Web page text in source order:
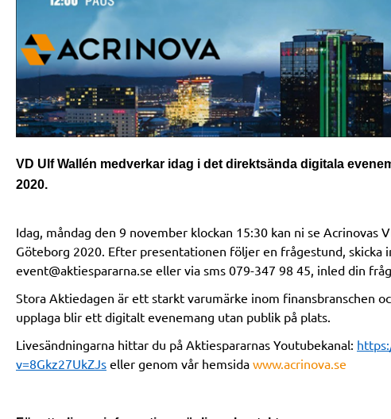
VD Ulf Wallén medverkar idag i det direktsända digitala
2020.
Idag, måndag den 9 november klockan 15:30 kan ni se Acrinovas
Göteborg 2020. Efter presentationen följer en frågestund, skicka
event@aktiespararna.se eller via sms 079-347 98 45, inled din
Stora Aktiedagen är ett starkt varumärke inom finansbranschen
upplaga blir ett digitalt evenemang utan publik på plats.
Livesändningarna hittar du på Aktiespararnas Youtubekanal:
v=8Gkz27UkZJs eller genom vår hemsida www.acrinova.se